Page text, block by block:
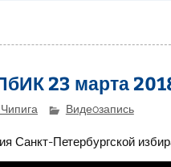
23 марта
Видеoзапись
Санкт-Петербургской